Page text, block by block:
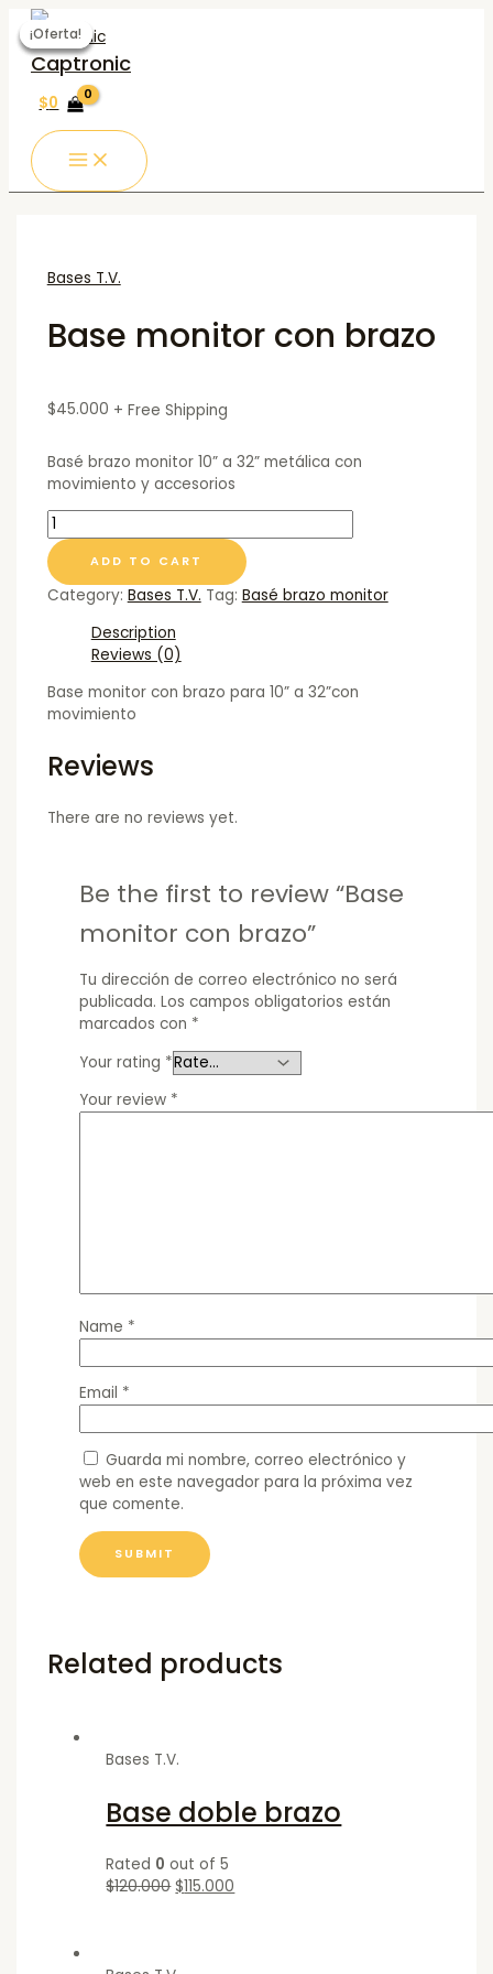
al
contenido
Captronic
$0
Bases T.V.
Base monitor con brazo
$45.000 + Free Shipping
Basé brazo monitor 10” a 32” metálica con
movimiento y accesorios
Base
monitor
con
brazo
quantity
ADD TO CART
Category: Bases T.V. Tag: Basé brazo monitor
Description
Reviews (0)
Base monitor con brazo para 10” a 32”con
movimiento
Reviews
There are no reviews yet.
Be the first to review “Base
monitor con brazo”
Tu dirección de correo electrónico no será
publicada. Los campos obligatorios están
marcados con *
Your rating *
Your review *
Name *
Email *
Guarda mi nombre, correo electrónico y
web en este navegador para la próxima vez
que comente.
Related products
¡Oferta!
¡Oferta!
Bases T.V.
Base doble brazo
Rated 0 out of 5
$120.000 $115.000
¡Oferta!
¡Oferta!